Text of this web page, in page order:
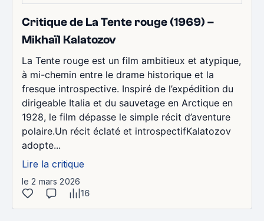
Critique de La Tente rouge (1969) –
Mikhaïl Kalatozov
La Tente rouge est un film ambitieux et atypique,
à mi-chemin entre le drame historique et la
fresque introspective. Inspiré de l’expédition du
dirigeable Italia et du sauvetage en Arctique en
1928, le film dépasse le simple récit d’aventure
polaire.Un récit éclaté et introspectifKalatozov
adopte...
Lire la critique
le 2 mars 2026
16